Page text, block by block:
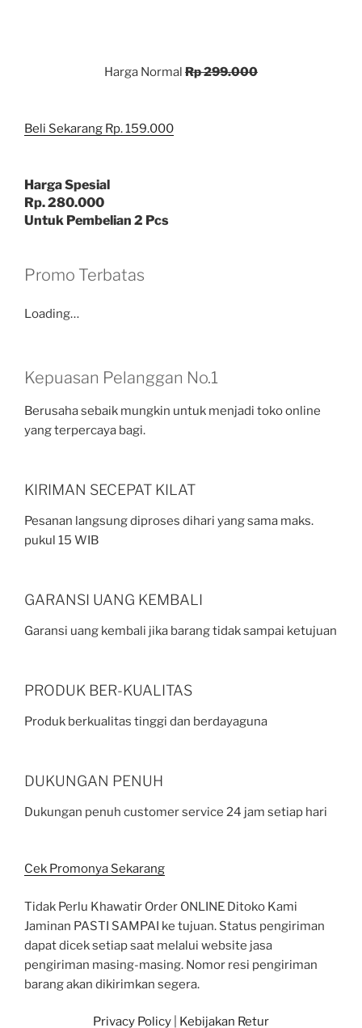
Harga Normal Rp 299.000
Beli Sekarang Rp. 159.000
Harga Spesial
Rp. 280.000
Untuk Pembelian 2 Pcs
Promo Terbatas
Loading…
Kepuasan Pelanggan No.1
Berusaha sebaik mungkin untuk menjadi toko online
yang terpercaya bagi.
KIRIMAN SECEPAT KILAT
Pesanan langsung diproses dihari yang sama maks.
pukul 15 WIB
GARANSI UANG KEMBALI
Garansi uang kembali jika barang tidak sampai ketujuan
PRODUK BER-KUALITAS
Produk berkualitas tinggi dan berdayaguna
DUKUNGAN PENUH
Dukungan penuh customer service 24 jam setiap hari
Cek Promonya Sekarang
Tidak Perlu Khawatir Order ONLINE Ditoko Kami
Jaminan PASTI SAMPAI ke tujuan. Status pengiriman
dapat dicek setiap saat melalui website jasa
pengiriman masing-masing. Nomor resi pengiriman
barang akan dikirimkan segera.
Privacy Policy Kebijakan Retur